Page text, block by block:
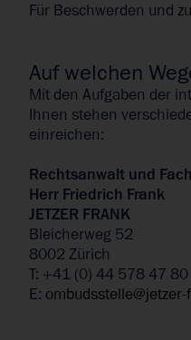
Für Beschwerden und
Auf welchen
Mit den Aufgaben der
Ihnen stehen
einreichen:
Rechtsanwalt und
Herr Friedrich Frank
JETZER FRANK
Bleicherweg 52
8002 Zürich
T: +41 (0) 44 578 47 80
E: